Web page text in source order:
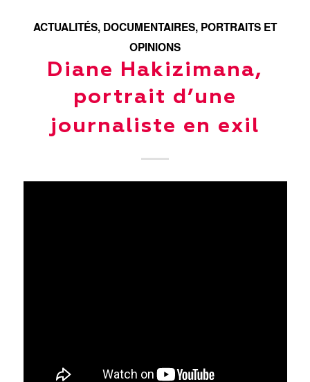
ACTUALITÉS, DOCUMENTAIRES, PORTRAITS ET
OPINIONS
Diane Hakizimana,
portrait d’une
journaliste en exil